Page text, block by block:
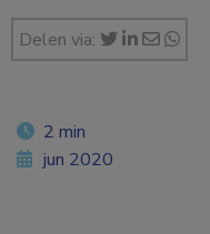
Delen via:
2 min
jun 2020